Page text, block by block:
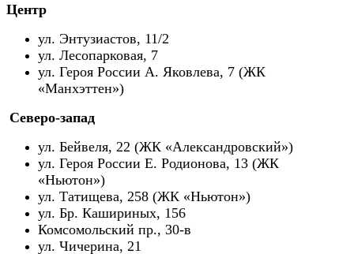
Центр
ул. Энтузиастов, 11/2
ул. Лесопарковая, 7
ул. Героя России А. Яковлева, 7 (ЖК
«Манхэттен»)
Северо-запад
ул. Бейвеля, 22 (ЖК «Александровский»)
ул. Героя России Е. Родионова, 13 (ЖК
«Ньютон»)
ул. Татищева, 258 (ЖК «Ньютон»)
ул. Бр. Кашириных, 156
Комсомольский пр., 30-в
ул. Чичерина, 21